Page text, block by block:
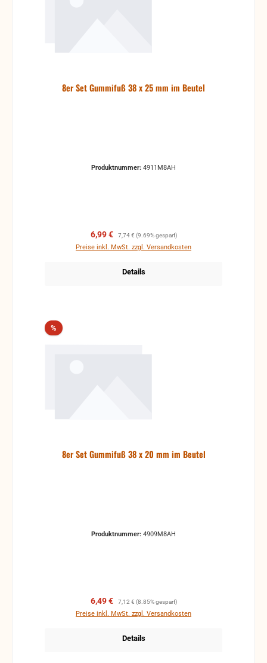
8er Set Gummifuß 38 x 25 mm im Beutel
Produktnummer: 4911M8AH
Verkaufspreis:
6,99 € Regulärer Preis:
7,74 € (9.69% gespart)
Preise inkl. MwSt. zzgl. Versandkosten
Details
%Rabatt
8er Set Gummifuß 38 x 20 mm im Beutel
Produktnummer: 4909M8AH
Verkaufspreis:
6,49 € Regulärer Preis:
7,12 € (8.85% gespart)
Preise inkl. MwSt. zzgl. Versandkosten
Details